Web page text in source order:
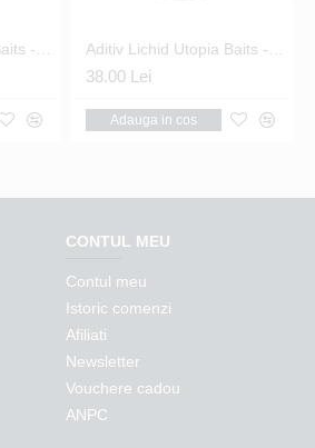
Aditiv Lichid Utopia Baits - Fluo Liquid Smoke Orange & Squid 100ml Aditiv Lichid Utopia Baits - Liquid Food Concentrate Fish & Krill 250ml
38.00 Lei
Adauga in cos
CONTUL MEU
Contul meu
Istoric comenzi
Afiliati
Newsletter
Vouchere cadou
ANPC